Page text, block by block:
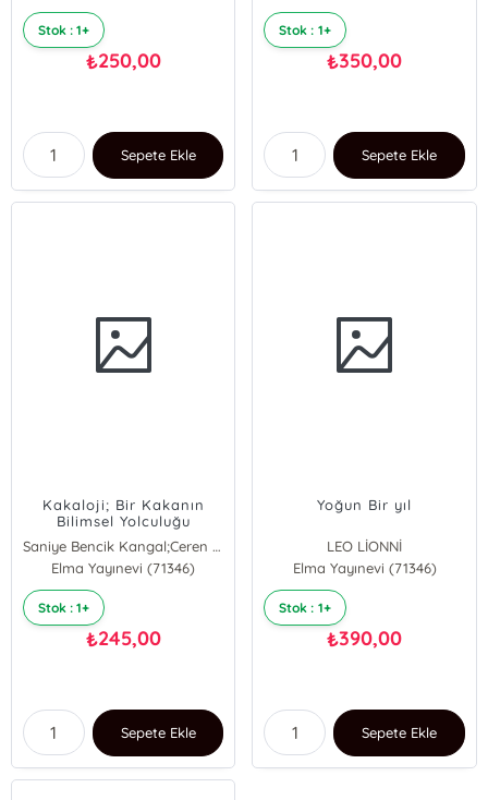
Stok : 1+
₺250,00
Sepete Ekle
Stok : 1+
₺350,00
Sepete Ekle
Kakaloji; Bir Kakanın
Bilimsel Yolculuğu
Saniye Bencik Kangal;Ceren Koçak;Merve Solak Arabacı
Elma Yayınevi (71346)
Stok : 1+
₺245,00
Sepete Ekle
Yoğun Bir yıl
LEO LİONNİ
Elma Yayınevi (71346)
Stok : 1+
₺390,00
Sepete Ekle